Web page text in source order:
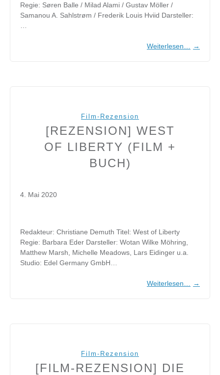
Regie: Søren Balle / Milad Alami / Gustav Möller /
Samanou A. Sahlstrøm / Frederik Louis Hviid Darsteller:
Weiterlesen… →
Film-Rezension
[REZENSION] WEST
OF LIBERTY (FILM +
BUCH)
4. Mai 2020
Redakteur: Christiane Demuth Titel: West of Liberty
Regie: Barbara Eder Darsteller: Wotan Wilke Möhring,
Matthew Marsh, Michelle Meadows, Lars Eidinger u.a.
Studio: Edel Germany GmbH…
Weiterlesen… →
Film-Rezension
[FILM-REZENSION] DIE